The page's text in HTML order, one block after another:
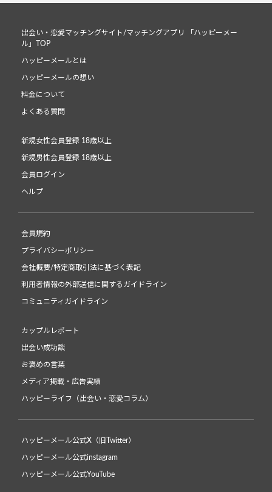
出会い・恋愛マッチングサイト/マッチングアプリ 「ハッピーメー
ル」TOP
ハッピーメールとは
ハッピーメールの想い
料金について
よくある質問
新規女性会員登録 18歳以上
新規男性会員登録 18歳以上
会員ログイン
ヘルプ
会員規約
プライバシーポリシー
会社概要/特定商取引法に基づく表記
利用者情報の外部送信に関するガイドライン
コミュニティガイドライン
カップルレポート
出会い成功談
お褒めの言葉
メディア掲載・広告実績
ハッピーライフ（出会い・恋愛コラム）
ハッピーメール公式X（旧Twitter）
ハッピーメール公式instagram
ハッピーメール公式YouTube